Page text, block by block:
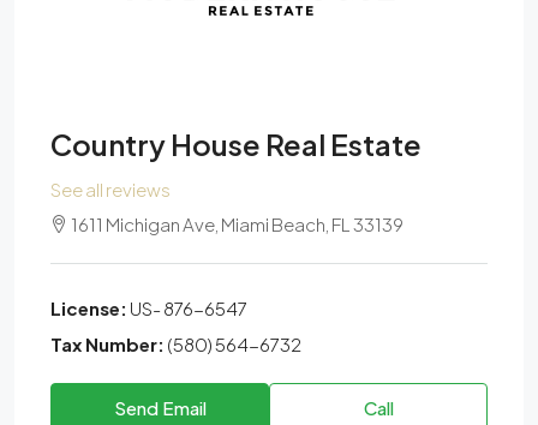
Country House Real Estate
See all reviews
1611 Michigan Ave, Miami Beach, FL 33139
License: US- 876-6547
Tax Number: (580) 564-6732
Send Email Call